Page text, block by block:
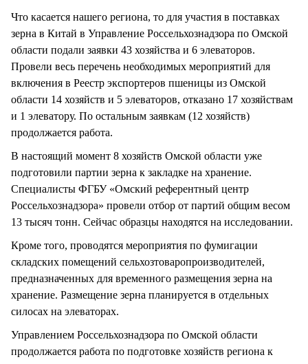
Что касается нашего региона, то для участия в поставках
зерна в Китай в Управление Россельхознадзора по Омской
области подали заявки 43 хозяйства и 6 элеваторов.
Провели весь перечень необходимых мероприятий для
включения в Реестр экспортеров пшеницы из Омской
области 14 хозяйств и 5 элеваторов, отказано 17 хозяйствам
и 1 элеватору. По остальным заявкам (12 хозяйств)
продолжается работа.
В настоящий момент 8 хозяйств Омской области уже
подготовили партии зерна к закладке на хранение.
Специалисты ФГБУ «Омский референтный центр
Россельхознадзора» провели отбор от партий общим весом
13 тысяч тонн. Сейчас образцы находятся на исследовании.
Кроме того, проводятся мероприятия по фумигации
складских помещений сельхозтоваропроизводителей,
предназначенных для временного размещения зерна на
хранение. Размещение зерна планируется в отдельных
силосах на элеваторах.
Управлением Россельхознадзора по Омской области
продолжается работа по подготовке хозяйств региона к